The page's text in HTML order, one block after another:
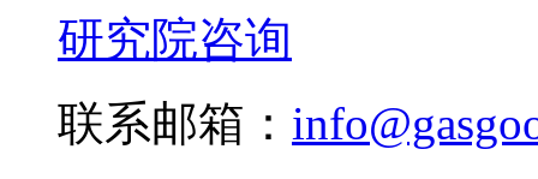
研究院咨询
联系邮箱：